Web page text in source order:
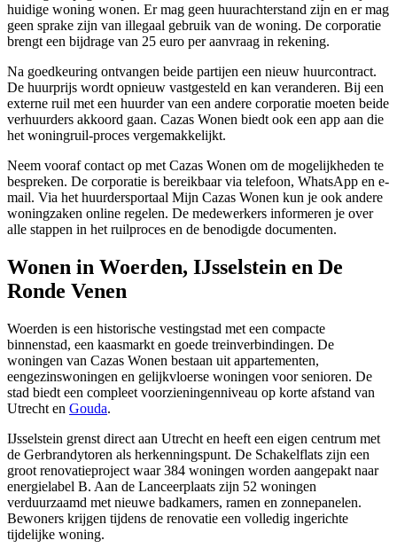
huidige woning wonen. Er mag geen huurachterstand zijn en er mag
geen sprake zijn van illegaal gebruik van de woning. De corporatie
brengt een bijdrage van 25 euro per aanvraag in rekening.
Na goedkeuring ontvangen beide partijen een nieuw huurcontract.
De huurprijs wordt opnieuw vastgesteld en kan veranderen. Bij een
externe ruil met een huurder van een andere corporatie moeten beide
verhuurders akkoord gaan. Cazas Wonen biedt ook een app aan die
het woningruil-proces vergemakkelijkt.
Neem vooraf contact op met Cazas Wonen om de mogelijkheden te
bespreken. De corporatie is bereikbaar via telefoon, WhatsApp en e-
mail. Via het huurdersportaal Mijn Cazas Wonen kun je ook andere
woningzaken online regelen. De medewerkers informeren je over
alle stappen in het ruilproces en de benodigde documenten.
Wonen in Woerden, IJsselstein en De
Ronde Venen
Woerden is een historische vestingstad met een compacte
binnenstad, een kaasmarkt en goede treinverbindingen. De
woningen van Cazas Wonen bestaan uit appartementen,
eengezinswoningen en gelijkvloerse woningen voor senioren. De
stad biedt een compleet voorzieningenniveau op korte afstand van
Utrecht en Gouda.
IJsselstein grenst direct aan Utrecht en heeft een eigen centrum met
de Gerbrandytoren als herkenningspunt. De Schakelflats zijn een
groot renovatieproject waar 384 woningen worden aangepakt naar
energielabel B. Aan de Lanceerplaats zijn 52 woningen
verduurzaamd met nieuwe badkamers, ramen en zonnepanelen.
Bewoners krijgen tijdens de renovatie een volledig ingerichte
tijdelijke woning.